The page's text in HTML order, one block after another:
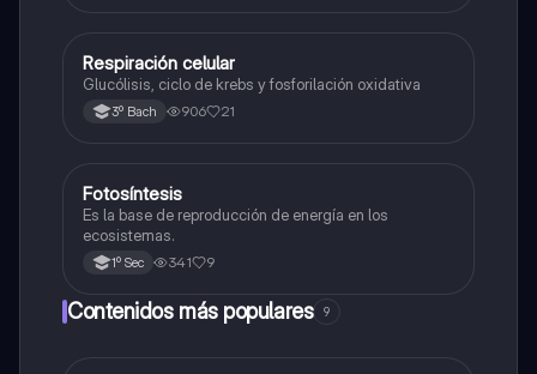
Biología
Respiración celular
Glucólisis, ciclo de krebs y fosforilación oxidativa
3º Bach 906 21
Biología
Fotosíntesis
Es la base de reproducción de energía en los
ecosistemas.
1º Sec 341 9
Contenidos más populares 9